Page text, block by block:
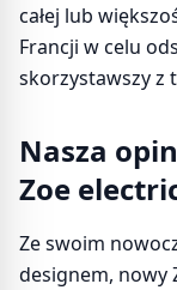
całej lub
Francji w celu
skorzystawszy z
Nasza
Zoe
Ze swoim
designem, nowy